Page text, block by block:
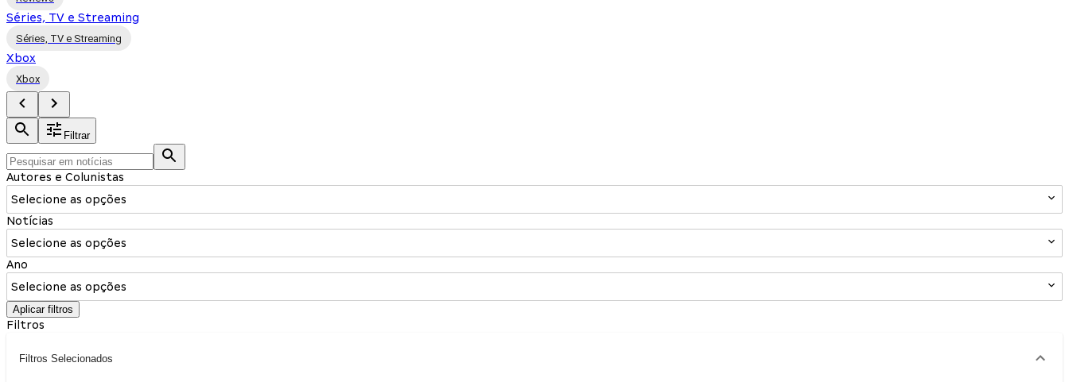
Séries, TV e Streaming
Séries, TV e Streaming
Xbox
Xbox
Filtrar
Autores e Colunistas
Selecione as opções
Notícias
Selecione as opções
Ano
Selecione as opções
Aplicar filtros
Filtros
Filtros Selecionados